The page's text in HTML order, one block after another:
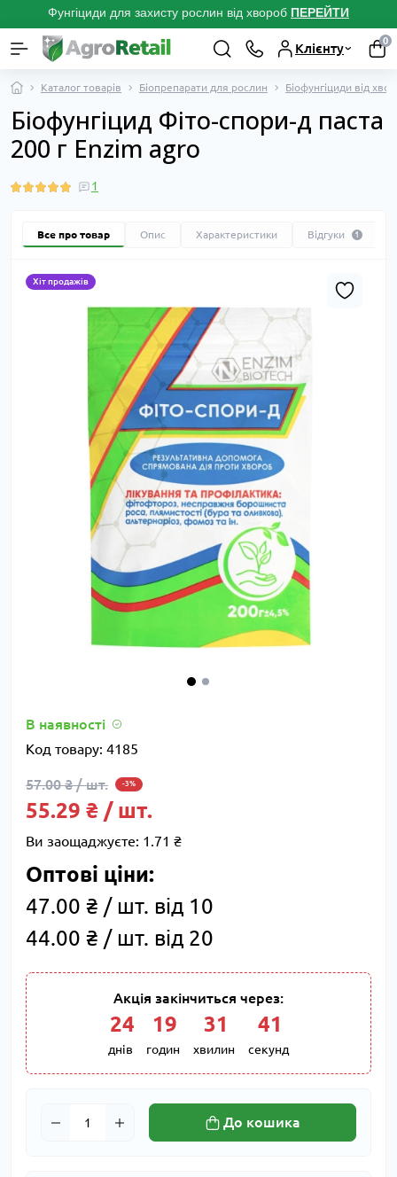
Фунгіциди для захисту рослин від хвороб ПЕРЕЙТИ
Клієнту
0
Каталог товарів Біопрепарати для рослин Біофунгіциди від
Біофунгіцид Фіто-спори-д паста
200 г Enzim agro
1
Все про товар Опис Характеристики Відгуки 1
Хіт продажів
В наявності
Код товару: 4185
57.00 ₴ / шт. -3%
55.29 ₴ / шт.
Ви заощаджуєте: 1.71 ₴
Оптові ціни:
47.00 ₴ / шт. від 10
44.00 ₴ / шт. від 20
Акція закінчиться через:
24
днів
19
годин
31
хвилин
40
секунд
До кошика